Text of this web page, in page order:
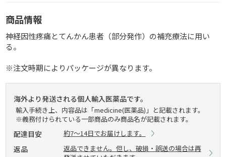
商品情報
神経因性疼痛とてんかん患者（部分発作）の補充療法に用い
る。
※注文時期によりパッケージが異なります。
海外より発送される個人輸入医薬品です。
輸入手続き上、内容品は「medicine(医薬品)」と記載されます。
※義務付けられている一部商品のみ商品名が記載されます。
配達目安 約7～14日でお届けします。
返品
返品できません。但し、破損・誤送の場合は再